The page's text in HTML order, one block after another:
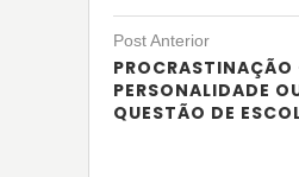
Post Anterior
PROCRASTINAÇÃO
PERSONALIDADE
QUESTÃO DE